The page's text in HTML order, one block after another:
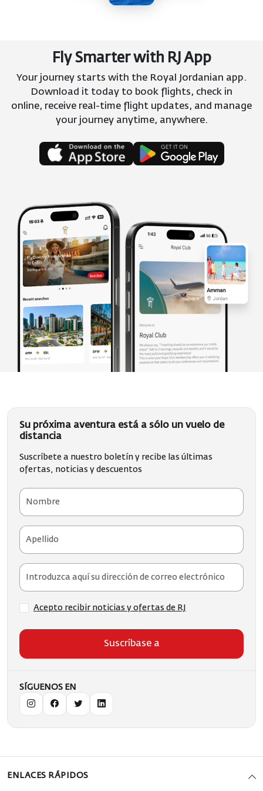
Fly Smarter with RJ App
Your journey starts with the Royal Jordanian app.
Download it today to book flights, check in
online, receive real-time flight updates, and manage
your journey anytime, anywhere.
ENLACES RÁPIDOS
Su próxima aventura está a sólo un vuelo de
distancia
Suscríbete a nuestro boletín y recibe las últimas
ofertas, noticias y descuentos
Acepto recibir noticias y ofertas de RJ
Suscríbase a
SÍGUENOS EN